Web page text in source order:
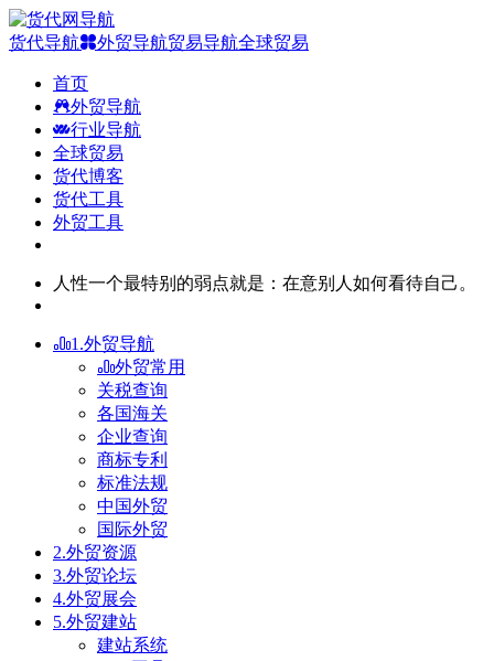
货代导航 外贸导航贸易导航全球贸易
首页
外贸导航
行业导航
全球贸易
货代博客
货代工具
外贸工具
人性一个最特别的弱点就是：在意别人如何看待自己。
1.外贸导航
外贸常用
关税查询
各国海关
企业查询
商标专利
标准法规
中国外贸
国际外贸
2.外贸资源
3.外贸论坛
4.外贸展会
5.外贸建站
建站系统